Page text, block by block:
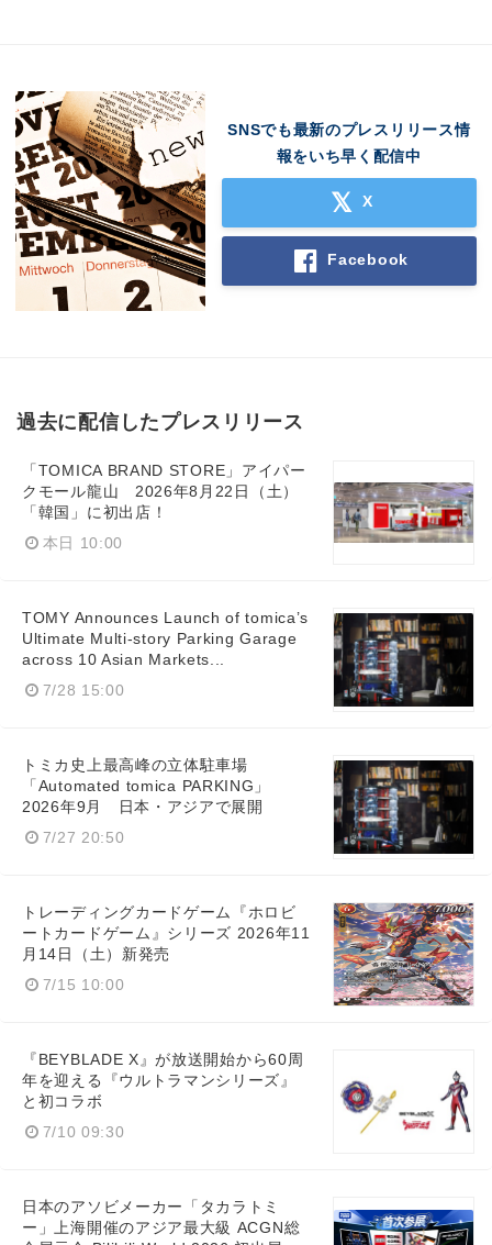
SNSでも最新のプレスリリース情
報をいち早く配信中
X
Facebook
過去に配信したプレスリリース
「TOMICA BRAND STORE」アイパー
クモール龍山 2026年8月22日（土）
「韓国」に初出店！
本日 10:00
TOMY Announces Launch of tomica’s
Ultimate Multi-story Parking Garage
across 10 Asian Markets...
7/28 15:00
トミカ史上最高峰の立体駐車場
「Automated tomica PARKING」
2026年9月 日本・アジアで展開
7/27 20:50
トレーディングカードゲーム『ホロビ
ートカードゲーム』シリーズ 2026年11
月14日（土）新発売
7/15 10:00
『BEYBLADE X』が放送開始から60周
年を迎える『ウルトラマンシリーズ』
と初コラボ
7/10 09:30
日本のアソビメーカー「タカラトミ
ー」上海開催のアジア最大級 ACGN総